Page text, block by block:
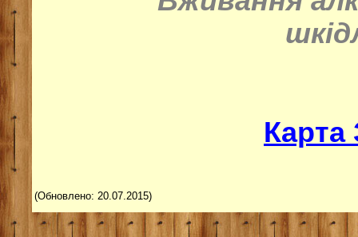
(Обновлено: 20.07.2015)